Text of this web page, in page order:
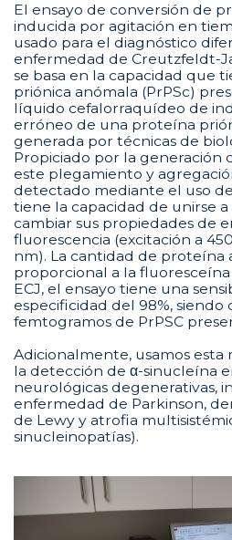
El ensayo de conversión de
inducida por agitación en
usado para el diagnóstico
enfermedad de Creutzfeldt-
se basa en la capacidad que
priónica anómala (PrPSc)
líquido cefalorraquídeo de
erróneo de una proteína
generada por técnicas de
Propiciado por la generación
este plegamiento y
detectado mediante el uso
tiene la capacidad de unirse
cambiar sus propiedades de
fluorescencia (excitación a
nm). La cantidad de proteína
proporcional a la
ECJ, el ensayo tiene una
especificidad del 98%,
femtogramos de PrPSC
Adicionalmente, usamos esta
la detección de α-sinucleína
neurológicas degenerativas,
enfermedad de Parkinson,
de Lewy y atrofia
sinucleinopatías).